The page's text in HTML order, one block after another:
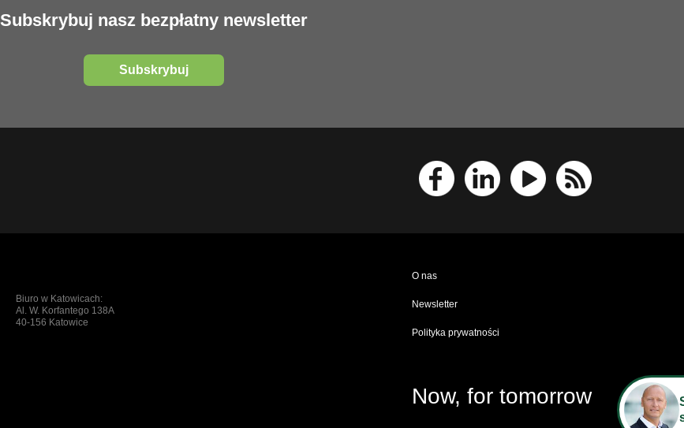
Subskrybuj nasz bezpłatny newsletter
Subskrybuj
Biuro w Katowicach:
Al. W. Korfantego 138A
40-156 Katowice
O nas
Newsletter
Polityka prywatności
Now, for tomorrow